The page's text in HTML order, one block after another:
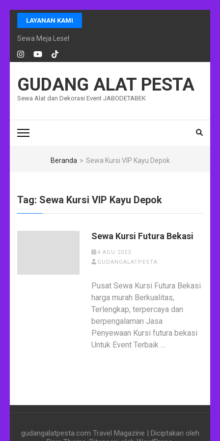
Lompat
ke
konten
(Tekan
Enter)
LAYANAN KAMI
Sewa Meja Lesehan Event Ramadhan Jakarta
GUDANG ALAT PESTA
Sewa Alat dan Dekorasi Event JABODETABEK
Beranda > Sewa Kursi VIP Kayu Depok
Tag: Sewa Kursi VIP Kayu Depok
Sewa Kursi Futura Bekasi
4 AGU 2023
GUDANGALATPESTA
Pusat Sewa Kursi Futura Bekasi
harga murah Berkualitas,
Terlengkap, terpercaya dan
berpengalaman Jasa
Penyewaan Kursi futura bekasi
Untuk Event Terbaik …
gudangalatpesta.com Travel Magazine | Diciptakan oleh